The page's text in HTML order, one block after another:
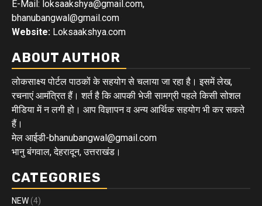
E-Mail: loksaakshya@gmail.com,
bhanubangwal@gmail.com
Website: Loksaakshya.com
ABOUT AUTHOR
लोकसाक्ष्य पोर्टल पाठकों के सहयोग से चलाया जा रहा है। इसमें लेख,
रचनाएं आमंत्रित हैं। शर्त है कि आपकी भेजी सामग्री पहले किसी सोशल
मीडिया में न लगी हो। आप विज्ञापन व अन्य आर्थिक सहयोग भी कर सकते
हैं।
मेल आईडी-bhanubangwal@gmail.com
भानु बंगवाल, देहरादून, उत्तराखंड।
CATEGORIES
NEW (4)